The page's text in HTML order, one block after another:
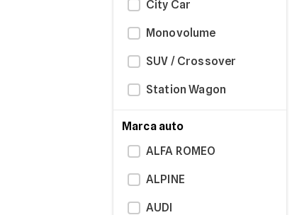
City Car
Monovolume
SUV / Crossover
Station Wagon
Marca auto
ALFA ROMEO
ALPINE
AUDI